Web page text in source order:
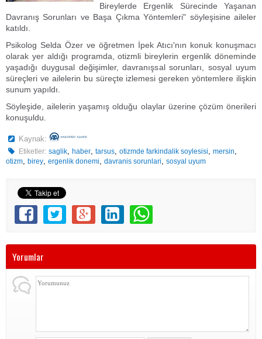
Bireylerde Ergenlik Sürecinde Yaşanan
Davranış Sorunları ve Başa Çıkma Yöntemleri" söyleşisine aileler
katıldı.
Psikolog Selda Özer ve öğretmen İpek Atıcı'nın konuk konuşmacı
olarak yer aldığı programda, otizmli bireylerin ergenlik döneminde
yaşadığı duygusal değişimler, davranışsal sorunları, sosyal uyum
süreçleri ve ailelerin bu süreçte izlemesi gereken yöntemlere ilişkin
sunum yapıldı.
Söyleşide, ailelerin yaşamış olduğu olaylar üzerine çözüm önerileri
konuşuldu.
Kaynak:
Etiketler: saglik,haber,tarsus,otizmde farkindalik soylesisi,mersin,
otizm, birey, ergenlik donemi, davranis sorunlari, sosyal uyum
Yorumlar